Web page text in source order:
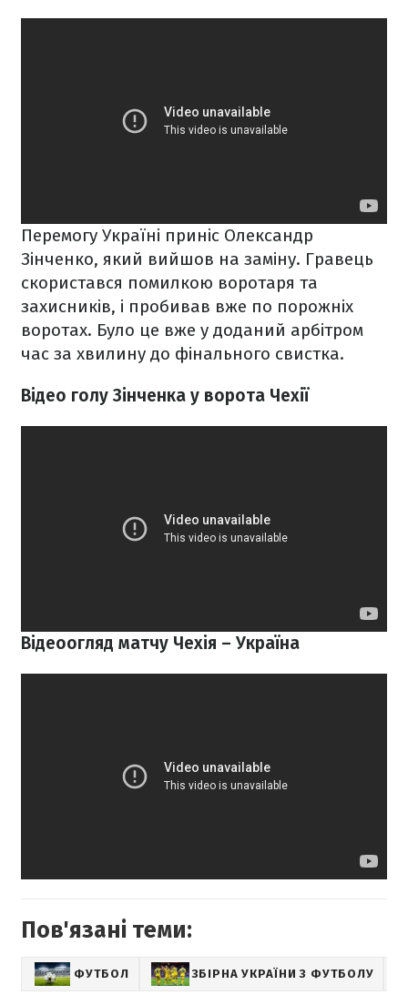
Перемогу Україні приніс Олександр
Зінченко, який вийшов на заміну. Гравець
скористався помилкою воротаря та
захисників, і пробивав вже по порожніх
воротах. Було це вже у доданий арбітром
час за хвилину до фінального свистка.
Відео голу Зінченка у ворота Чехії
Відеоогляд матчу Чехія – Україна
Пов'язані теми:
ФУТБОЛ ЗБІРНА УКРАЇНИ З ФУТБОЛУ